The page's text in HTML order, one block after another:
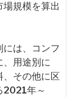
規模を算出
には、コンフ
、用途別に
、その他に区
2021年～